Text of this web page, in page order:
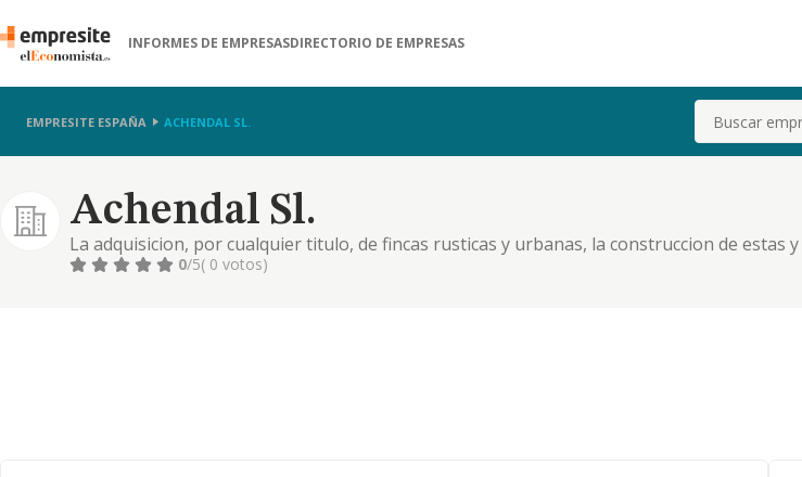
INFORMES DE EMPRESASDIRECTORIO DE EMPRESAS
EMPRESITE ESPAÑA ACHENDAL SL. Buscar
Achendal Sl.
La adquisicion, por cualquier titulo, de fincas rusticas y urbanas, la construccion de estas y
administracion, tenencia, promocion, explotacion y arrendamiento de tales bienes y su
0/5( 0 votos)